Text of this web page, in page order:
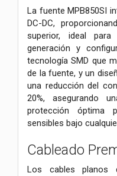
La fuente MPB850SI
DC-DC,
superior, ideal
generación y
tecnología SMD que
de la fuente, y un
una reducción del
20%, asegurando
protección óptima
sensibles bajo
Cableado
Los cables planos